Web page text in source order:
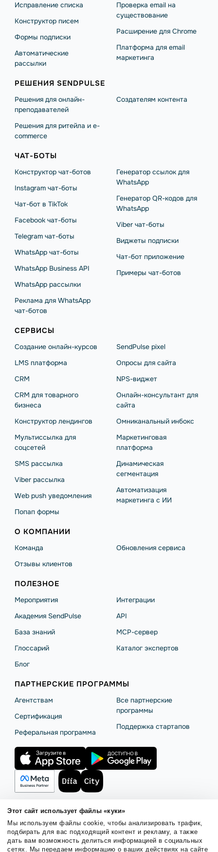
Этот сайт использует файлы «куки»
Мы используем файлы cookie, чтобы анализировать трафик,
подбирать для вас подходящий контент и рекламу, а также
дать вам возможность делиться информацией в социальных
сетях. Мы передаем информацию о ваших действиях на сайте
Исправление списка
Конструктор писем
Формы подписки
Автоматические
рассылки
Проверка email на
существование
Расширение для Chrome
Платформа для email
маркетинга
РЕШЕНИЯ SENDPULSE
Решения для онлайн-
преподавателей
Решения для ритейла и e-
commerce
Создателям контента
ЧАТ-БОТЫ
Конструктор чат-ботов
Instagram чат-боты
Чат-бот в TikTok
Facebook чат-боты
Telegram чат-боты
WhatsApp чат-боты
WhatsApp Business API
WhatsApp рассылки
Реклама для WhatsApp
чат-ботов
Генератор ссылок для
WhatsApp
Генератор QR-кодов для
WhatsApp
Viber чат-боты
Виджеты подписки
Чат-бот приложение
Примеры чат-ботов
СЕРВИСЫ
Создание онлайн-курсов
LMS платформа
CRM
CRM для товарного
бизнеса
Конструктор лендингов
Мультиссылка для
соцсетей
SMS рассылка
Viber рассылка
Web push уведомления
Попап формы
SendPulse pixel
Опросы для сайта
NPS-виджет
Онлайн-консультант для
сайта
Омниканальный инбокс
Маркетинговая
платформа
Динамическая
сегментация
Автоматизация
маркетинга с ИИ
О КОМПАНИИ
Команда
Отзывы клиентов
Обновления сервиса
ПОЛЕЗНОЕ
Мероприятия
Академия SendPulse
База знаний
Глоссарий
Блог
Интеграции
API
MCP-сервер
Каталог экспертов
ПАРТНЕРСКИЕ ПРОГРАММЫ
Агентствам
Сертификация
Реферальная программа
Все партнерские
программы
Поддержка стартапов
Правила использованияБезопасность SendPulse
Политика конфиденциальности Политика Cookies
© 2015 - 2026. ООО «СендПульс». Все права защищены.